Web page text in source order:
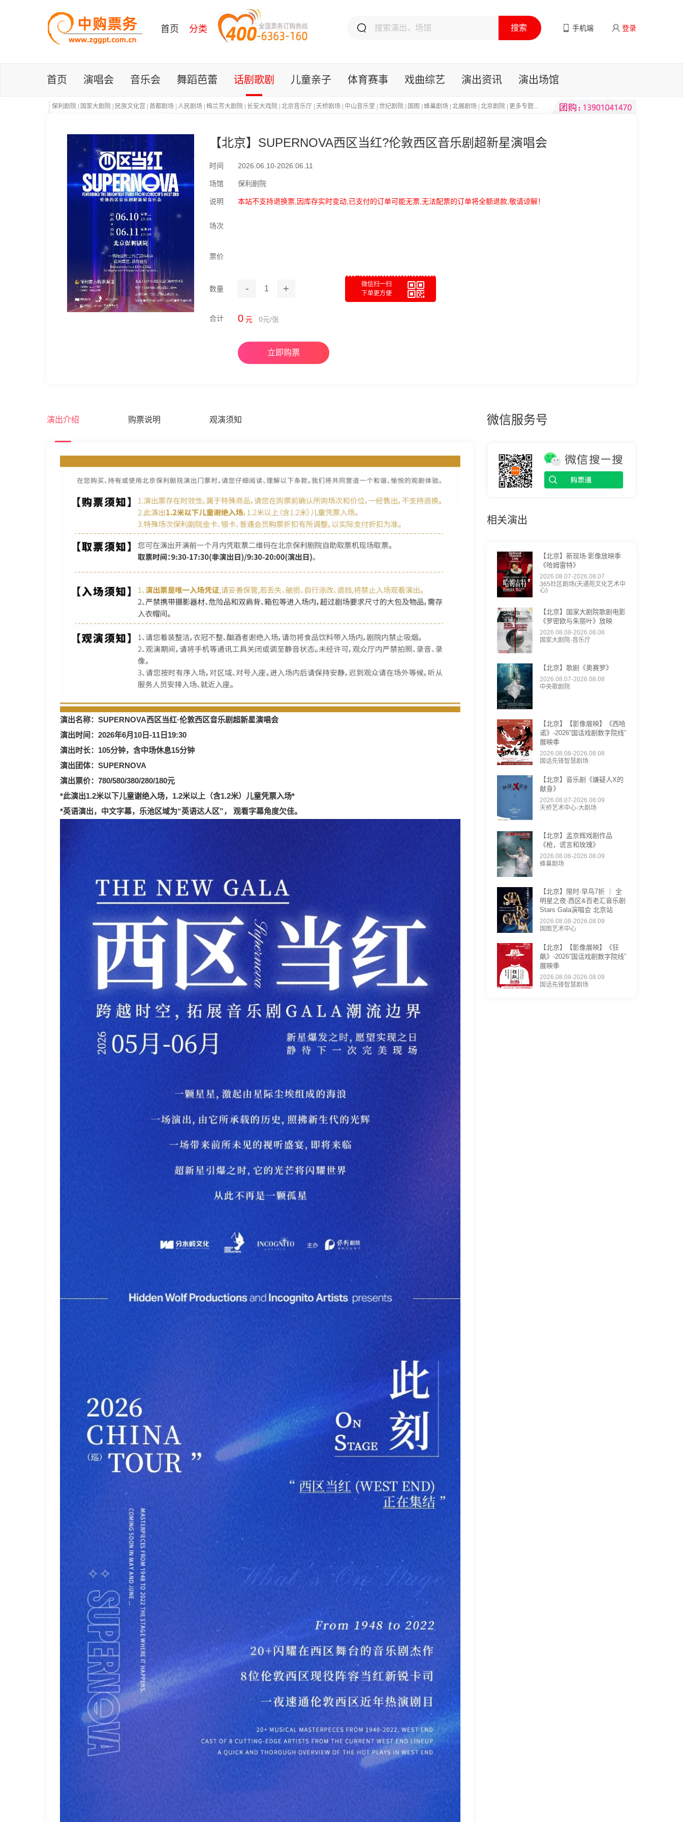
首页 分类 手机端 登录
首页 演唱会 音乐会 舞蹈芭蕾 话剧歌剧 儿童亲子 体育赛事 戏曲综艺 演出资讯 演出场馆
保利剧院 国家大剧院 民族文化宫 首都剧场 人民剧场 梅兰芳大剧院 长安大戏院 北京音乐厅 天桥剧场 中山音乐堂 世纪剧院 国图 蜂巢剧场 北展剧场 北京剧院 更多专题...
【北京】SUPERNOVA西区当红?伦敦西区音乐剧超新星演唱会
时间 2026.06.10-2026.06.11
场馆 保利剧院
说明 本站不支持退换票,因库存实时变动,已支付的订单可能无票,无法配票的订单将全额退款,敬请谅解！
场次
票价
数量 - 1 +
微信扫一扫
下单更方便
合计 0 元 0元/张
立即购票
演出介绍 购票说明 观演须知
演出名称：SUPERNOVA西区当红·伦敦西区音乐剧超新星演唱会
演出时间：2026年6月10日-11日19:30
演出时长：105分钟，含中场休息15分钟
演出团体：SUPERNOVA
演出票价：780/580/380/280/180元
*此演出1.2米以下儿童谢绝入场，1.2米以上（含1.2米）儿童凭票入场*
*英语演出，中文字幕，乐池区域为“英语达人区”， 观看字幕角度欠佳。
微信服务号
相关演出
【北京】新现场·影像放映季
《哈姆雷特》
2026.08.07-2026.08.07
365社区剧场(天通苑文化艺术中
心)
【北京】国家大剧院歌剧电影
《罗密欧与朱丽叶》放映
2026.08.08-2026.08.08
国家大剧院-音乐厅
【北京】歌剧《奥赛罗》
2026.08.07-2026.08.08
中央歌剧院
【北京】【影像展映】《西哈
诺》-2026“国话戏剧数字院线”
展映季
2026.08.08-2026.08.08
国话先锋智慧剧场
【北京】音乐剧《嫌疑人X的
献身》
2026.08.07-2026.08.09
天桥艺术中心-大剧场
【北京】孟京辉戏剧作品
《枪，谎言和玫瑰》
2026.08.06-2026.08.09
蜂巢剧场
【北京】限时·早鸟7折 ｜ 全
明星之夜·西区&百老汇音乐剧
Stars Gala演唱会 北京站
2026.08.08-2026.08.09
国图艺术中心
【北京】【影像展映】《狂
飙》-2026“国话戏剧数字院线”
展映季
2026.08.09-2026.08.09
国话先锋智慧剧场